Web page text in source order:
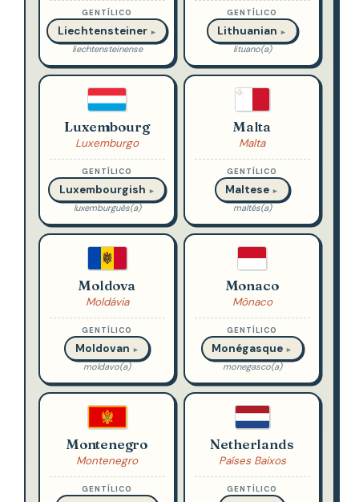
GENTÍLICO
Liechtensteiner ►
liechtensteinense
GENTÍLICO
Lithuanian ►
lituano(a)
Luxembourg
Luxemburgo
GENTÍLICO
Luxembourgish ►
luxemburguês(a)
Malta
Malta
GENTÍLICO
Maltese ►
maltês(a)
Moldova
Moldávia
GENTÍLICO
Moldovan ►
moldavo(a)
Monaco
Mônaco
GENTÍLICO
Monégasque ►
monegasco(a)
Montenegro
Montenegro
GENTÍLICO
Netherlands
Países Baixos
GENTÍLICO